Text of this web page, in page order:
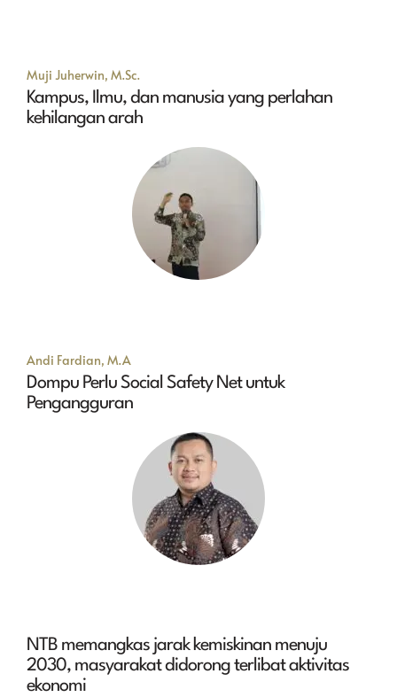
Muji Juherwin, M.Sc.
Kampus, Ilmu, dan manusia yang perlahan
kehilangan arah
Andi Fardian, M.A
Dompu Perlu Social Safety Net untuk
Pengangguran
NTB memangkas jarak kemiskinan menuju
2030, masyarakat didorong terlibat aktivitas
ekonomi